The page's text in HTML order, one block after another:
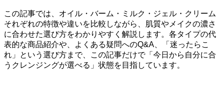
この記事では、オイル・バーム・ミルク・ジェル・クリーム
それぞれの特徴や違いを比較しながら、肌質やメイクの濃さ
に合わせた選び方をわかりやすく解説します。各タイプの代
表的な商品紹介や、よくある疑問へのQ&A、「迷ったらこ
れ」という選び方まで、この記事だけで「今日から自分に合
うクレンジングが選べる」状態を目指しています。